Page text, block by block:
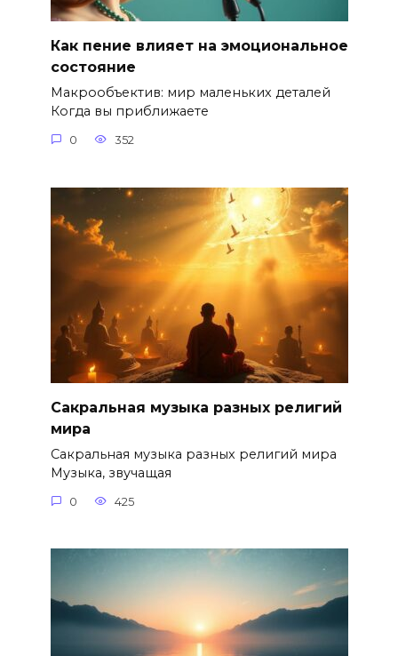
Как пение влияет на эмоциональное
состояние
Макрообъектив: мир маленьких деталей
Когда вы приближаете
0 352
Сакральная музыка разных религий
мира
Сакральная музыка разных религий мира
Музыка, звучащая
0 425